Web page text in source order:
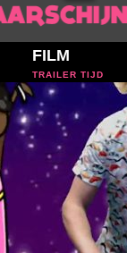
FILM
TRAILER TIJD